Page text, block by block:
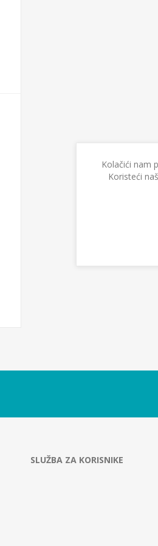
SLUŽBA ZA KORISNIKE
Kolačići nam
Koristeći